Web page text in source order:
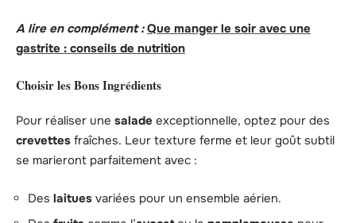
A lire en complément : Que manger le soir avec une
gastrite : conseils de nutrition
Choisir les Bons Ingrédients
Pour réaliser une salade exceptionnelle, optez pour des
crevettes fraîches. Leur texture ferme et leur goût subtil
se marieront parfaitement avec :
Des laitues variées pour un ensemble aérien.